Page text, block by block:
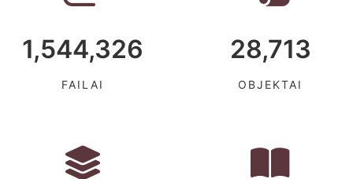
1,544,326
FAILAI
28,713
OBJEKTAI